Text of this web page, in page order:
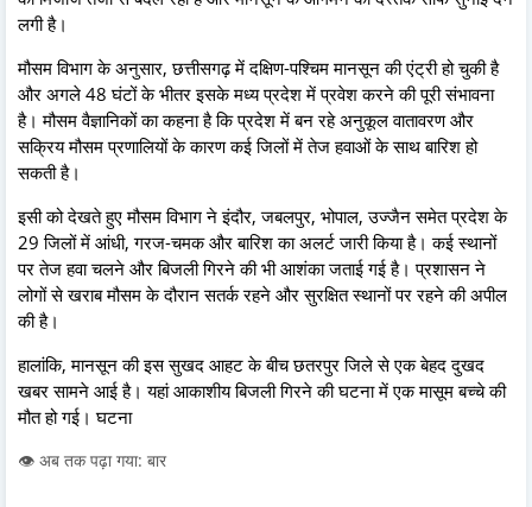
लगी है।
मौसम विभाग के अनुसार, छत्तीसगढ़ में दक्षिण-पश्चिम मानसून की एंट्री हो चुकी है
और अगले 48 घंटों के भीतर इसके मध्य प्रदेश में प्रवेश करने की पूरी संभावना
है। मौसम वैज्ञानिकों का कहना है कि प्रदेश में बन रहे अनुकूल वातावरण और
सक्रिय मौसम प्रणालियों के कारण कई जिलों में तेज हवाओं के साथ बारिश हो
सकती है।
इसी को देखते हुए मौसम विभाग ने इंदौर, जबलपुर, भोपाल, उज्जैन समेत प्रदेश के
29 जिलों में आंधी, गरज-चमक और बारिश का अलर्ट जारी किया है। कई स्थानों
पर तेज हवा चलने और बिजली गिरने की भी आशंका जताई गई है। प्रशासन ने
लोगों से खराब मौसम के दौरान सतर्क रहने और सुरक्षित स्थानों पर रहने की अपील
की है।
हालांकि, मानसून की इस सुखद आहट के बीच छतरपुर जिले से एक बेहद दुखद
खबर सामने आई है। यहां आकाशीय बिजली गिरने की घटना में एक मासूम बच्चे की
मौत हो गई। घटना
👁️ अब तक पढ़ा गया: बार